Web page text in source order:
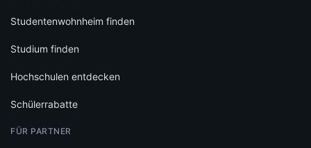
Studentenwohnheim finden
Studium finden
Hochschulen entdecken
Schülerrabatte
FÜR PARTNER